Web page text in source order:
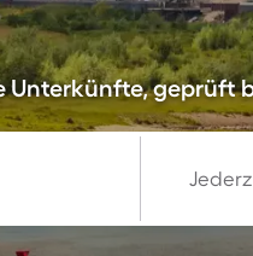
Unterkünfte, geprüft